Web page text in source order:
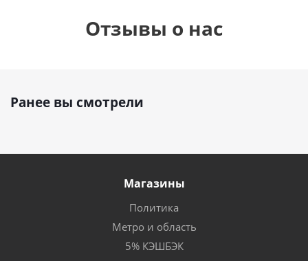
Отзывы о нас
Ранее вы смотрели
Магазины
Политика
Метро и область
5% КЭШБЭК